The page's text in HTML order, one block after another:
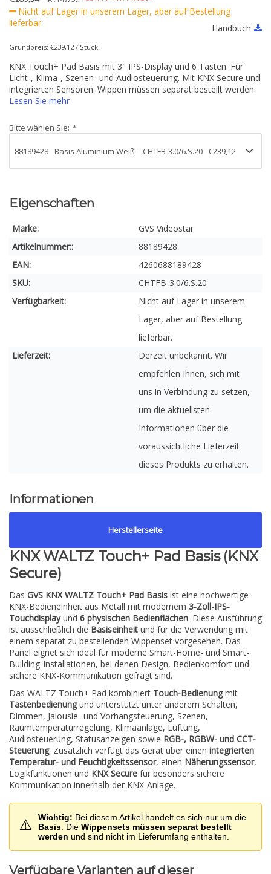
Nicht auf Lager in unserem Lager, aber auf Bestellung
lieferbar.
Handbuch
Grundpreis: €239,12 / Stück
KNX Touch+ Pad Basis mit 3" IPS-Display und 6 Tasten. Für
Licht-, Klima-, Szenen- und Audiosteuerung. Mit KNX Secure und
integrierten Sensoren. Wippen müssen separat bestellt werden.
Lesen Sie mehr
Bitte wählen Sie: *
Eigenschaften
Marke:
GVS Videostar
Artikelnummer::
88189428
EAN:
4260688189428
SKU:
CHTFB-3.0/6.S.20
Verfügbarkeit:
Nicht auf Lager in unserem
Lager, aber auf Bestellung
lieferbar.
Lieferzeit:
Derzeit unbekannt. Wir
empfehlen Ihnen, sich mit
uns in Verbindung zu setzen,
um die aktuellsten
Informationen über die
voraussichtliche Lieferzeit
dieses Produkts zu erhalten.
Informationen
Herstellerseite
KNX WALTZ Touch+ Pad Basis (KNX
Secure)
Das GVS KNX WALTZ Touch+ Pad Basis ist eine hochwertige
KNX-Bedieneinheit aus Metall mit modernem 3-Zoll-IPS-
Touchdisplayund 6 physischen Bedienflächen. Diese Ausführung
ist ausschließlich die Basiseinheit und für die Verwendung mit
einem separat zu bestellenden Wippenset vorgesehen. Das
Panel eignet sich ideal für moderne Smart-Home- und Smart-
Building-Installationen, bei denen Design, Bedienkomfort und
sichere KNX-Kommunikation gefragt sind.
Das WALTZ Touch+ Pad kombiniert Touch-Bedienungmit
Tastenbedienungund unterstützt unter anderem Schalten,
Dimmen, Jalousie- und Vorhangsteuerung, Szenen,
Raumtemperaturregelung, Klimaanlage, Lüftung,
Audiosteuerung, Statusanzeigen sowie RGB-, RGBW- und CCT-
Steuerung. Zusätzlich verfügt das Gerät über einen integrierten
Temperatur- und Feuchtigkeitssensor, einen Näherungssensor,
Logikfunktionen und KNX Secure für besonders sichere
Kommunikation innerhalb der KNX-Anlage.
⚠️ Wichtig: Bei diesem Artikel handelt es sich nur um die
Basis . Die Wippensets müssen separat bestellt
werden und sind nicht im Lieferumfang enthalten.
Verfügbare Varianten auf dieser